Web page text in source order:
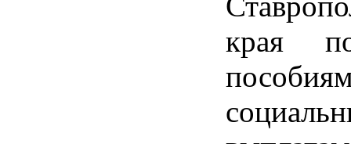
края